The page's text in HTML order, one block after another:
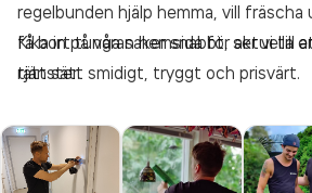
regelbunden hjälp hemma, vill fräscha
få bort tunga saker snabbt, ser vi till
rätt sätt smidigt, tryggt och prisvärt.
Kika in på våran hemsida för aktuella
tjänster.